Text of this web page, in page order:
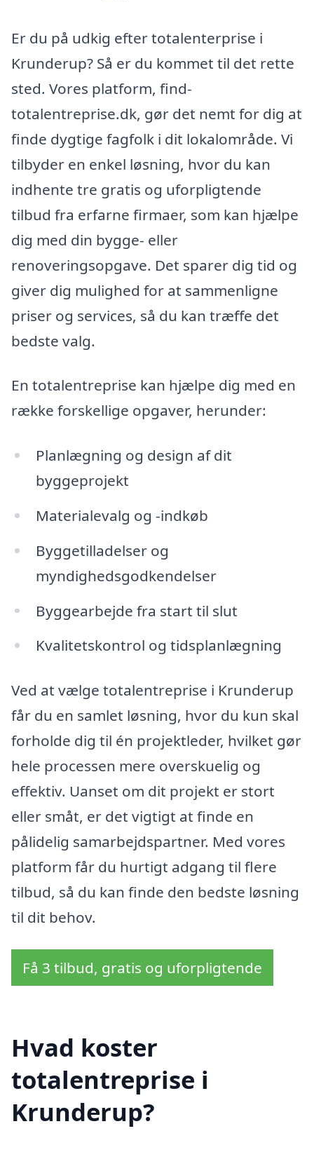
Er du på udkig efter totalenterprise i
Krunderup? Så er du kommet til det rette
sted. Vores platform, find-
totalentreprise.dk, gør det nemt for dig at
finde dygtige fagfolk i dit lokalområde. Vi
tilbyder en enkel løsning, hvor du kan
indhente tre gratis og uforpligtende
tilbud fra erfarne firmaer, som kan hjælpe
dig med din bygge- eller
renoveringsopgave. Det sparer dig tid og
giver dig mulighed for at sammenligne
priser og services, så du kan træffe det
bedste valg.
En totalentreprise kan hjælpe dig med en
række forskellige opgaver, herunder:
Planlægning og design af dit
byggeprojekt
Materialevalg og -indkøb
Byggetilladelser og
myndighedsgodkendelser
Byggearbejde fra start til slut
Kvalitetskontrol og tidsplanlægning
Ved at vælge totalentreprise i Krunderup
får du en samlet løsning, hvor du kun skal
forholde dig til én projektleder, hvilket gør
hele processen mere overskuelig og
effektiv. Uanset om dit projekt er stort
eller småt, er det vigtigt at finde en
pålidelig samarbejdspartner. Med vores
platform får du hurtigt adgang til flere
tilbud, så du kan finde den bedste løsning
til dit behov.
Få 3 tilbud, gratis og uforpligtende
Hvad koster
totalentreprise i
Krunderup?